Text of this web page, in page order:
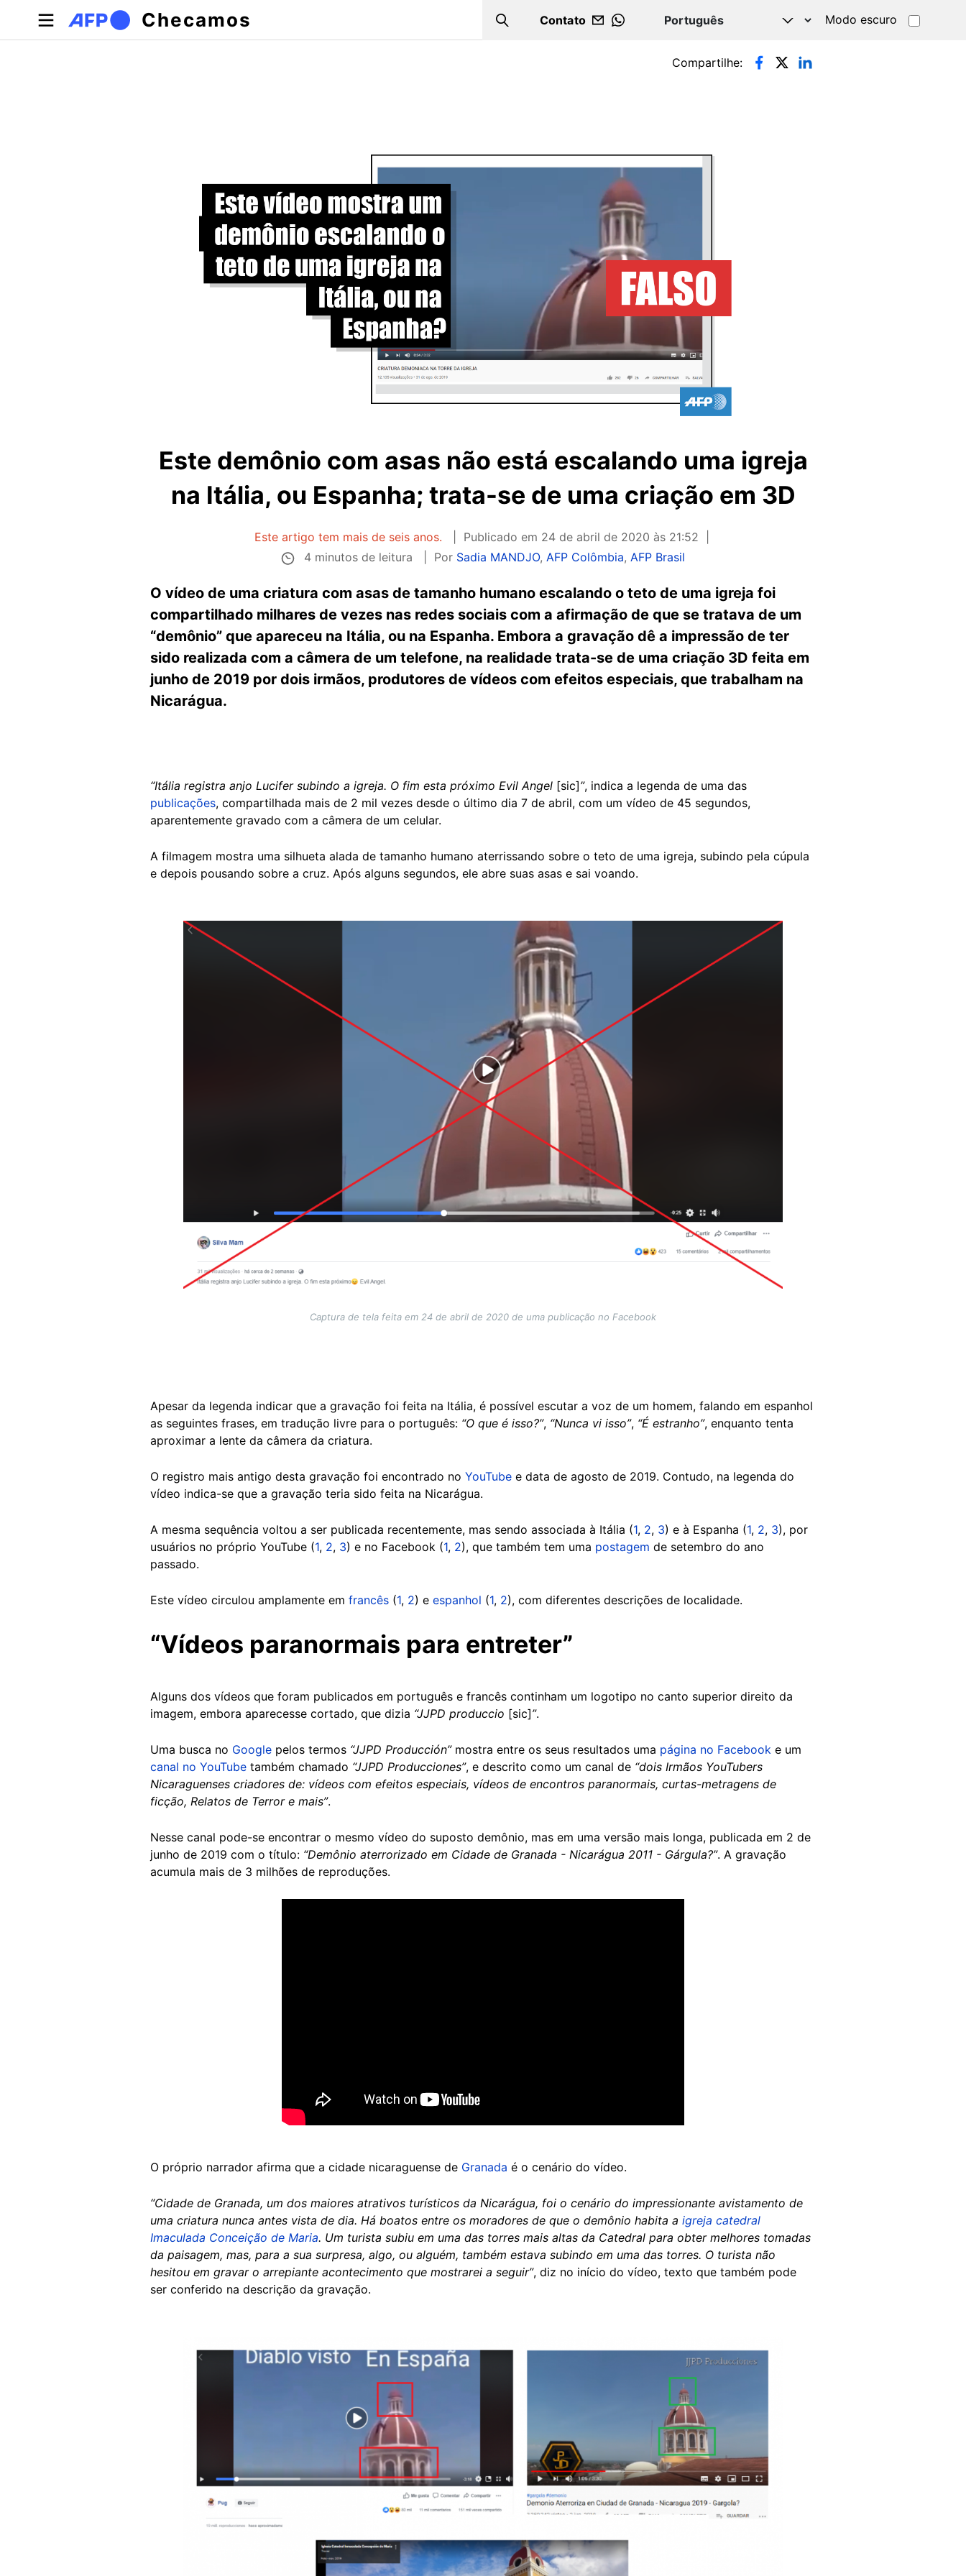
Pular para o conteúdo principal
Checamos Search
Contato
WHATSAPP
Modo escuro
Abas primárias Compartilhe:
Este demônio com asas não está escalando uma igreja
na Itália, ou Espanha; trata-se de uma criação em 3D
Este artigo tem mais de seis anos. Publicado em 24 de abril de 2020 às 21:52
4 minutos de leitura
Por Sadia MANDJO, AFP Colômbia, AFP Brasil
O vídeo de uma criatura com asas de tamanho humano escalando o teto de uma igreja foi
compartilhado milhares de vezes nas redes sociais com a afirmação de que se tratava de um
“demônio” que apareceu na Itália, ou na Espanha. Embora a gravação dê a impressão de ter
sido realizada com a câmera de um telefone, na realidade trata-se de uma criação 3D feita em
junho de 2019 por dois irmãos, produtores de vídeos com efeitos especiais, que trabalham na
Nicarágua.
“Itália registra anjo Lucifer subindo a igreja. O fim esta próximo Evil Angel [sic]”, indica a legenda de uma das
publicações, compartilhada mais de 2 mil vezes desde o último dia 7 de abril, com um vídeo de 45 segundos,
aparentemente gravado com a câmera de um celular.
A filmagem mostra uma silhueta alada de tamanho humano aterrissando sobre o teto de uma igreja, subindo pela cúpula
e depois pousando sobre a cruz. Após alguns segundos, ele abre suas asas e sai voando.
Captura de tela feita em 24 de abril de 2020 de uma publicação no Facebook
Apesar da legenda indicar que a gravação foi feita na Itália, é possível escutar a voz de um homem, falando em espanhol
as seguintes frases, em tradução livre para o português: “O que é isso?”, “Nunca vi isso”, “É estranho”, enquanto tenta
aproximar a lente da câmera da criatura.
O registro mais antigo desta gravação foi encontrado no YouTube e data de agosto de 2019. Contudo, na legenda do
vídeo indica-se que a gravação teria sido feita na Nicarágua.
A mesma sequência voltou a ser publicada recentemente, mas sendo associada à Itália (1, 2, 3) e à Espanha (1, 2, 3), por
usuários no próprio YouTube (1, 2, 3) e no Facebook (1, 2), que também tem uma postagem de setembro do ano
passado.
Este vídeo circulou amplamente em francês (1, 2) e espanhol (1, 2), com diferentes descrições de localidade.
“Vídeos paranormais para entreter”
Alguns dos vídeos que foram publicados em português e francês continham um logotipo no canto superior direito da
imagem, embora aparecesse cortado, que dizia “JJPD produccio [sic]”.
Uma busca no Google pelos termos “JJPD Producción”mostra entre os seus resultados uma página no Facebook e um
canal no YouTube também chamado “JJPD Producciones”, e descrito como um canal de “dois Irmãos YouTubers
Nicaraguenses criadores de: vídeos com efeitos especiais, vídeos de encontros paranormais, curtas-metragens de
ficção, Relatos de Terror e mais”.
Nesse canal pode-se encontrar o mesmo vídeo do suposto demônio, mas em uma versão mais longa, publicada em 2 de
junho de 2019 com o título: “Demônio aterrorizado em Cidade de Granada - Nicarágua 2011 - Gárgula?”. A gravação
acumula mais de 3 milhões de reproduções.
O próprio narrador afirma que a cidade nicaraguense de Granada é o cenário do vídeo.
“Cidade de Granada, um dos maiores atrativos turísticos da Nicarágua, foi o cenário do impressionante avistamento de
uma criatura nunca antes vista de dia. Há boatos entre os moradores de que o demônio habita a igreja catedral
Imaculada Conceição de Maria. Um turista subiu em uma das torres mais altas da Catedral para obter melhores tomadas
da paisagem, mas, para a sua surpresa, algo, ou alguém, também estava subindo em uma das torres. O turista não
hesitou em gravar o arrepiante acontecimento que mostrarei a seguir”, diz no início do vídeo, texto que também pode
ser conferido na descrição da gravação.